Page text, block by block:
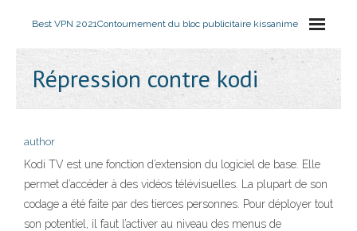
Best VPN 2021Contournement du bloc publicitaire kissanime
Répression contre kodi
author
Kodi TV est une fonction d’extension du logiciel de base. Elle
permet d’accéder à des vidéos télévisuelles. La plupart de son
codage a été faite par des tierces personnes. Pour déployer tout
son potentiel, il faut l’activer au niveau des menus de